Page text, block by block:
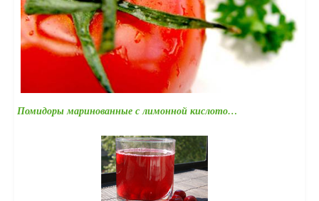
Помидоры маринованные с лимонной кислото…